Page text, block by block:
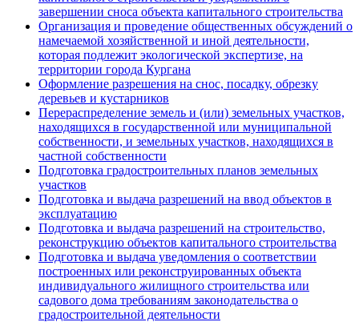
завершении сноса объекта капитального строительства
Организация и проведение общественных обсуждений о
намечаемой хозяйственной и иной деятельности,
которая подлежит экологической экспертизе, на
территории города Кургана
Оформление разрешения на снос, посадку, обрезку
деревьев и кустарников
Перераспределение земель и (или) земельных участков,
находящихся в государственной или муниципальной
собственности, и земельных участков, находящихся в
частной собственности
Подготовка градостроительных планов земельных
участков
Подготовка и выдача разрешений на ввод объектов в
эксплуатацию
Подготовка и выдача разрешений на строительство,
реконструкцию объектов капитального строительства
Подготовка и выдача уведомления о соответствии
построенных или реконструированных объекта
индивидуального жилищного строительства или
садового дома требованиям законодательства о
градостроительной деятельности